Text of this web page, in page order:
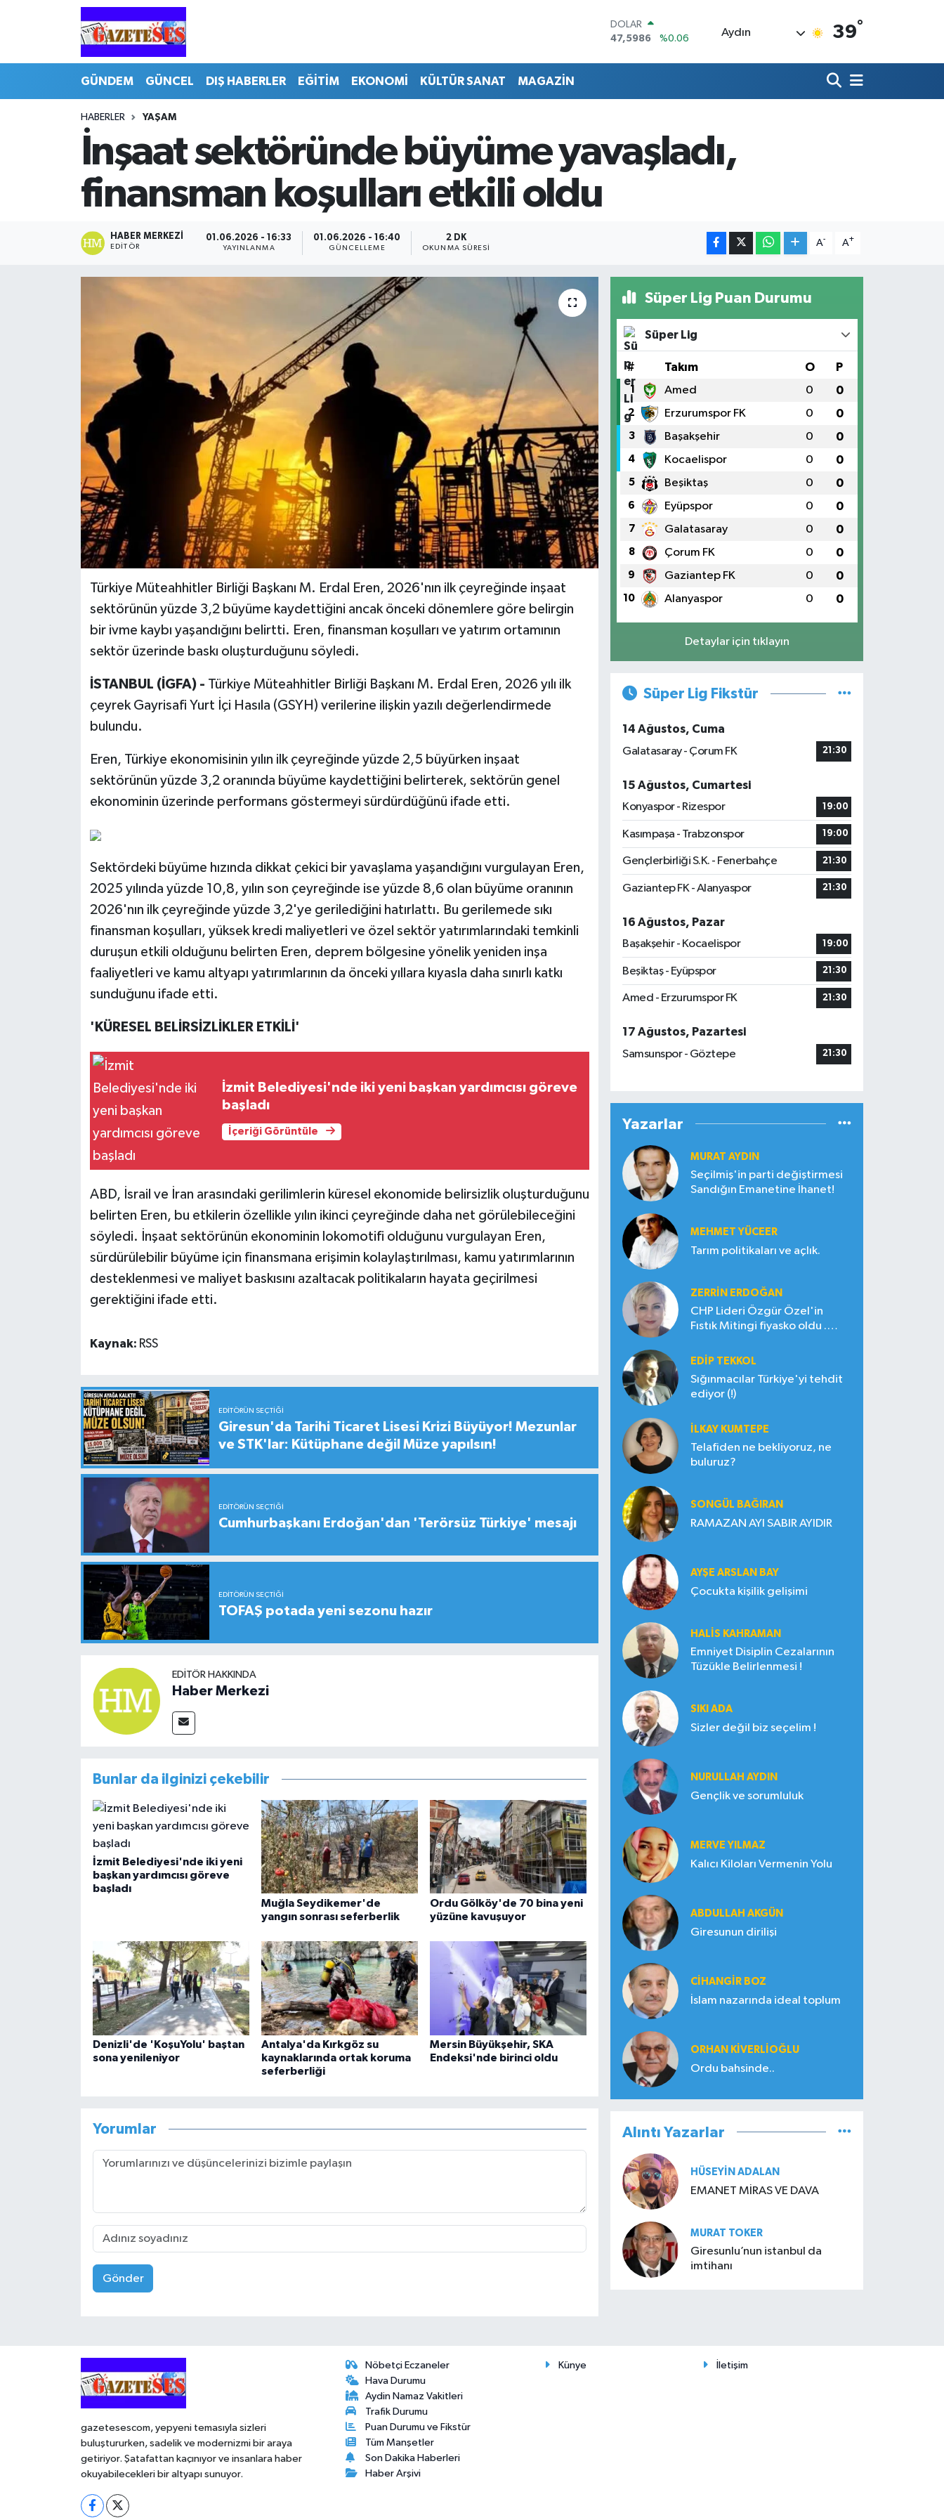
DOLAR
47,5986
%0.06
13.768
%48
BITCOIN
Aydın 39°
GÜNDEM GÜNCEL DIŞ HABERLER EĞİTİM EKONOMİ KÜLTÜR SANAT MAGAZİN
HABERLER YAŞAM
İnşaat sektöründe büyüme yavaşladı,
finansman koşulları etkili oldu
HABER MERKEZI
EDITÖR
01.06.2026 - 16:33
YAYINLANMA
01.06.2026 - 16:40
GÜNCELLEME
2 DK
OKUNMA SÜRESI
A- A+
Türkiye Müteahhitler Birliği Başkanı M. Erdal Eren, 2026'nın ilk çeyreğinde inşaat
sektörünün yüzde 3,2 büyüme kaydettiğini ancak önceki dönemlere göre belirgin
bir ivme kaybı yaşandığını belirtti. Eren, finansman koşulları ve yatırım ortamının
sektör üzerinde baskı oluşturduğunu söyledi.
İSTANBUL (İGFA) - Türkiye Müteahhitler Birliği Başkanı M. Erdal Eren, 2026 yılı ilk
çeyrek Gayrisafi Yurt İçi Hasıla (GSYH) verilerine ilişkin yazılı değerlendirmede
bulundu.
Eren, Türkiye ekonomisinin yılın ilk çeyreğinde yüzde 2,5 büyürken inşaat
sektörünün yüzde 3,2 oranında büyüme kaydettiğini belirterek, sektörün genel
ekonominin üzerinde performans göstermeyi sürdürdüğünü ifade etti.
Sektördeki büyüme hızında dikkat çekici bir yavaşlama yaşandığını vurgulayan Eren,
2025 yılında yüzde 10,8, yılın son çeyreğinde ise yüzde 8,6 olan büyüme oranının
2026'nın ilk çeyreğinde yüzde 3,2'ye gerilediğini hatırlattı. Bu gerilemede sıkı
finansman koşulları, yüksek kredi maliyetleri ve özel sektör yatırımlarındaki temkinli
duruşun etkili olduğunu belirten Eren, deprem bölgesine yönelik yeniden inşa
faaliyetleri ve kamu altyapı yatırımlarının da önceki yıllara kıyasla daha sınırlı katkı
sunduğunu ifade etti.
'KÜRESEL BELİRSİZLİKLER ETKİLİ'
İzmit Belediyesi'nde iki yeni başkan yardımcısı göreve
başladı
İçeriği Görüntüle
ABD, İsrail ve İran arasındaki gerilimlerin küresel ekonomide belirsizlik oluşturduğunu
belirten Eren, bu etkilerin özellikle yılın ikinci çeyreğinde daha net görülebileceğini
söyledi. İnşaat sektörünün ekonominin lokomotifi olduğunu vurgulayan Eren,
sürdürülebilir büyüme için finansmana erişimin kolaylaştırılması, kamu yatırımlarının
desteklenmesi ve maliyet baskısını azaltacak politikaların hayata geçirilmesi
gerektiğini ifade etti.
Kaynak: RSS
EDITÖRÜN SEÇTIĞI
Giresun'da Tarihi Ticaret Lisesi Krizi Büyüyor! Mezunlar
ve STK'lar: Kütüphane değil Müze yapılsın!
EDITÖRÜN SEÇTIĞI
Cumhurbaşkanı Erdoğan'dan 'Terörsüz Türkiye' mesajı
EDITÖRÜN SEÇTIĞI
TOFAŞ potada yeni sezonu hazır
EDITÖR HAKKINDA
Haber Merkezi
Bunlar da ilginizi çekebilir
İzmit Belediyesi'nde iki yeni
başkan yardımcısı göreve
başladı
Muğla Seydikemer'de
yangın sonrası seferberlik
Ordu Gölköy'de 70 bina yeni
yüzüne kavuşuyor
Denizli'de 'KoşuYolu' baştan
sona yenileniyor
Antalya'da Kırkgöz su
kaynaklarında ortak koruma
seferberliği
Mersin Büyükşehir, SKA
Endeksi'nde birinci oldu
Yorumlar
Gönder
Süper Lig Puan Durumu
Süper Lig
# Takım O P
1 Amed 0 0
2 Erzurumspor FK 0 0
3 Başakşehir 0 0
4 Kocaelispor 0 0
5 Beşiktaş 0 0
6 Eyüpspor 0 0
7 Galatasaray 0 0
8 Çorum FK 0 0
9 Gaziantep FK 0 0
10 Alanyaspor 0 0
Detaylar için tıklayın
Süper Lig Fikstür
14 Ağustos, Cuma
Galatasaray - Çorum FK
21:30
15 Ağustos, Cumartesi
Konyaspor - Rizespor
19:00
Kasımpaşa - Trabzonspor 19:00
Gençlerbirliği S.K. - Fenerbahçe 21:30
Gaziantep FK - Alanyaspor 21:30
16 Ağustos, Pazar
Başakşehir - Kocaelispor
19:00
Beşiktaş - Eyüpspor 21:30
Amed - Erzurumspor FK 21:30
17 Ağustos, Pazartesi
Samsunspor - Göztepe
21:30
Yazarlar
MURAT AYDIN
Seçilmiş'in parti değiştirmesi
Sandığın Emanetine İhanet!
MEHMET YÜCEER
Tarım politikaları ve açlık.
ZERRIN ERDOĞAN
CHP Lideri Özgür Özel'in
Fıstık Mitingi fiyasko oldu .
EDIP TEKKOL
Sığınmacılar Türkiye'yi tehdit
ediyor (!)
İLKAY KUMTEPE
Telafiden ne bekliyoruz, ne
buluruz?
SONGÜL BAĞIRAN
RAMAZAN AYI SABIR AYIDIR
AYŞE ARSLAN BAY
Çocukta kişilik gelişimi
HALIS KAHRAMAN
Emniyet Disiplin Cezalarının
Tüzükle Belirlenmesi !
SIKI ADA
Sizler değil biz seçelim !
NURULLAH AYDIN
Gençlik ve sorumluluk
MERVE YILMAZ
Kalıcı Kiloları Vermenin Yolu
ABDULLAH AKGÜN
Giresunun dirilişi
CIHANGIR BOZ
İslam nazarında ideal toplum
ORHAN KIVERLIOĞLU
Ordu bahsinde..
Alıntı Yazarlar
HÜSEYIN ADALAN
EMANET MİRAS VE DAVA
MURAT TOKER
Giresunlu’nun istanbul da
imtihanı
gazetesescom, yepyeni temasıyla sizleri
buluştururken, sadelik ve modernizmi bir araya
getiriyor. Şatafattan kaçınıyor ve insanlara haber
okuyabilecekleri bir altyapı sunuyor.
Nöbetçi Eczaneler
Hava Durumu
Aydin Namaz Vakitleri
Trafik Durumu
Puan Durumu ve Fikstür
Tüm Manşetler
Son Dakika Haberleri
Haber Arşivi
Künye İletişim